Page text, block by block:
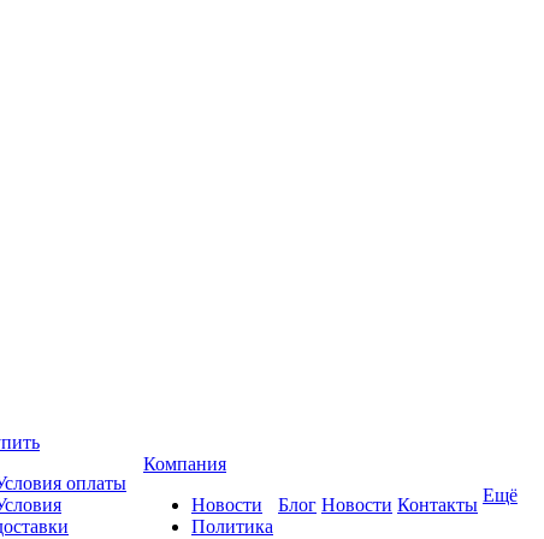
оплаты
Компания
Новости
Политика
Блог Новости Контакты Ещё